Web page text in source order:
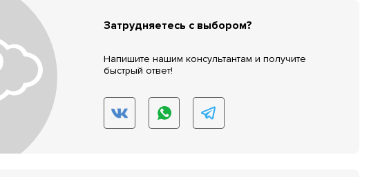
Затрудняетесь с выбором?
Напишите нашим консультантам и получите
быстрый ответ!